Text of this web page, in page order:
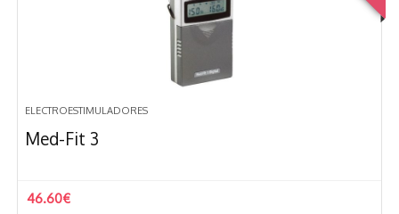
ELECTROESTIMULADORES
Med-Fit 3
46.60€